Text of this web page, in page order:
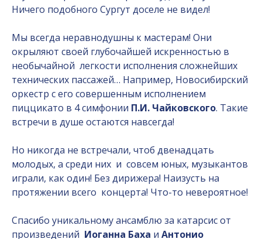
Ничего подобного Сургут доселе не видел!
Мы всегда неравнодушны к мастерам! Они
окрыляют своей глубочайшей искренностью в
необычайной легкости исполнения сложнейших
технических пассажей… Например, Новосибирский
оркестр с его совершенным исполнением
пиццикато в 4 симфонии П.И. Чайковского. Такие
встречи в душе остаются навсегда!
Но никогда не встречали, чтоб двенадцать
молодых, а среди них и совсем юных, музыкантов
играли, как один! Без дирижера! Наизусть на
протяжении всего концерта! Что-то невероятное!
Спасибо уникальному ансамблю за катарсис от
произведений Иоганна Баха и Антонио